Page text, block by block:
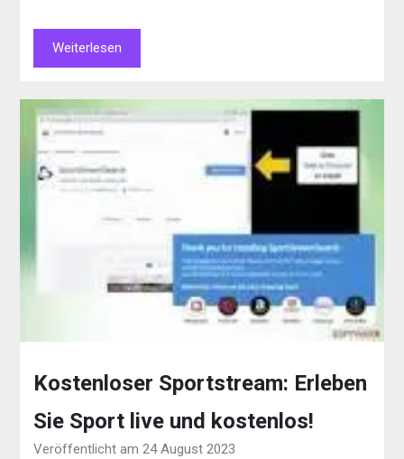
Weiterlesen
Kostenloser Sportstream: Erleben
Sie Sport live und kostenlos!
Veröffentlicht am 24 August 2023